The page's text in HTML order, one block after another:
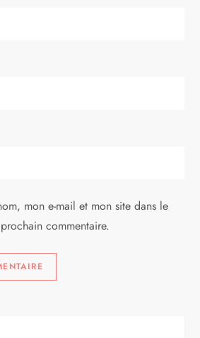
mon e-mail et mon site dans le
commentaire.